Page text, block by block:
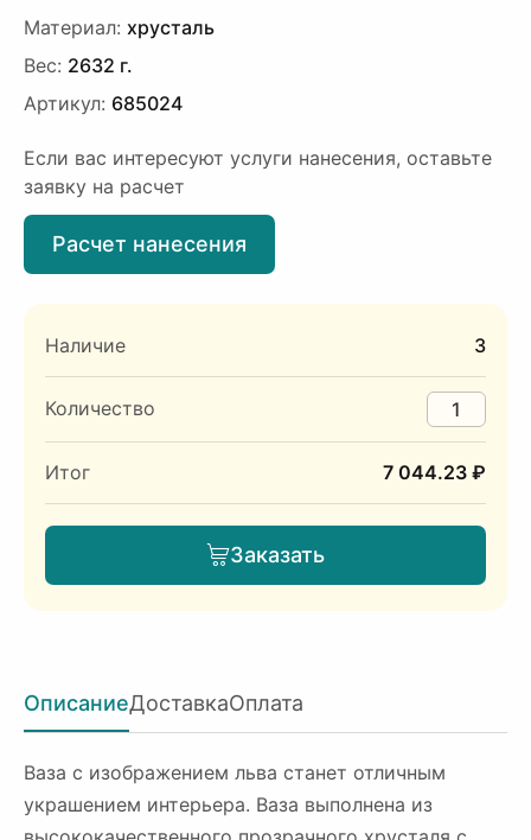
Материал: хрусталь
Вес: 2632 г.
Артикул: 685024
Если вас интересуют услуги нанесения, оставьте
заявку на расчет
Расчет нанесения
Наличие 3
Количество
Итог 7 044.23 ₽
Заказать
ОписаниеДоставкаОплата
Ваза с изображением льва станет отличным
украшением интерьера. Ваза выполнена из